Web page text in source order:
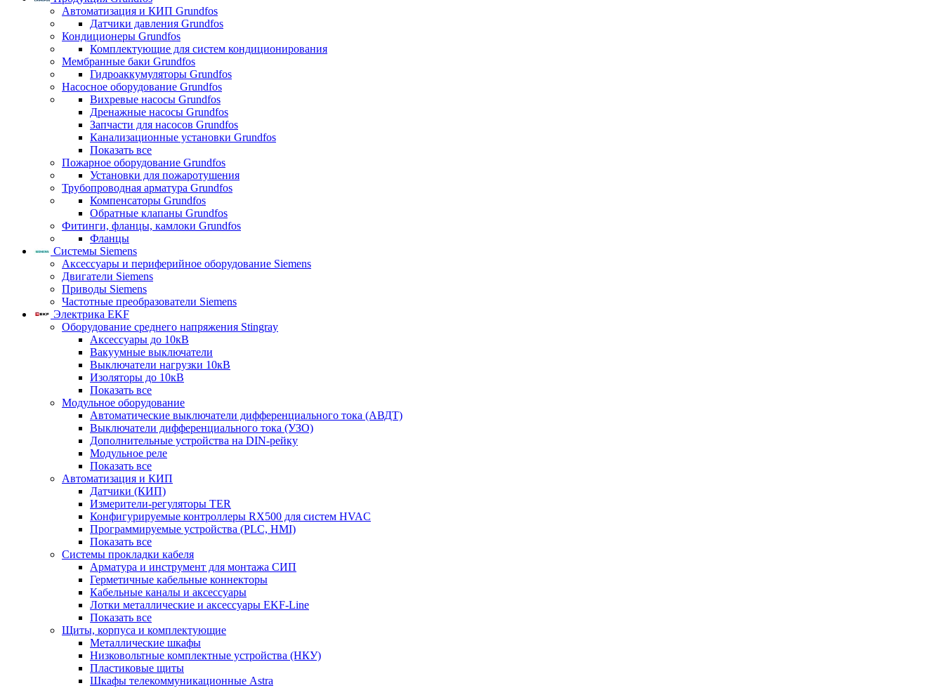
Автоматизация и КИП Grundfos
Датчики давления Grundfos
Кондиционеры Grundfos
Комплектующие для систем кондиционирования
Мембранные баки Grundfos
Гидроаккумуляторы Grundfos
Насосное оборудование Grundfos
Вихревые насосы Grundfos
Дренажные насосы Grundfos
Запчасти для насосов Grundfos
Канализационные установки Grundfos
Показать все
Пожарное оборудование Grundfos
Установки для пожаротушения
Трубопроводная арматура Grundfos
Компенсаторы Grundfos
Обратные клапаны Grundfos
Фитинги, фланцы, камлоки Grundfos
Фланцы
Системы Siemens
Аксессуары и периферийное оборудование Siemens
Двигатели Siemens
Приводы Siemens
Частотные преобразователи Siemens
Электрика EKF
Оборудование среднего напряжения Stingray
Аксессуары до 10кВ
Вакуумные выключатели
Выключатели нагрузки 10кВ
Изоляторы до 10кВ
Показать все
Модульное оборудование
Автоматические выключатели дифференциального тока (АВДТ)
Выключатели дифференциального тока (УЗО)
Дополнительные устройства на DIN-рейку
Модульное реле
Показать все
Автоматизация и КИП
Датчики (КИП)
Измерители-регуляторы TER
Конфигурируемые контроллеры RX500 для систем HVAC
Программируемые устройства (PLC, HMI)
Показать все
Системы прокладки кабеля
Арматура и инструмент для монтажа СИП
Герметичные кабельные коннекторы
Кабельные каналы и аксессуары
Лотки металлические и аксессуары EKF-Line
Показать все
Щиты, корпуса и комплектующие
Металлические шкафы
Низковольтные комплектные устройства (НКУ)
Пластиковые щиты
Шкафы телекоммуникационные Astra